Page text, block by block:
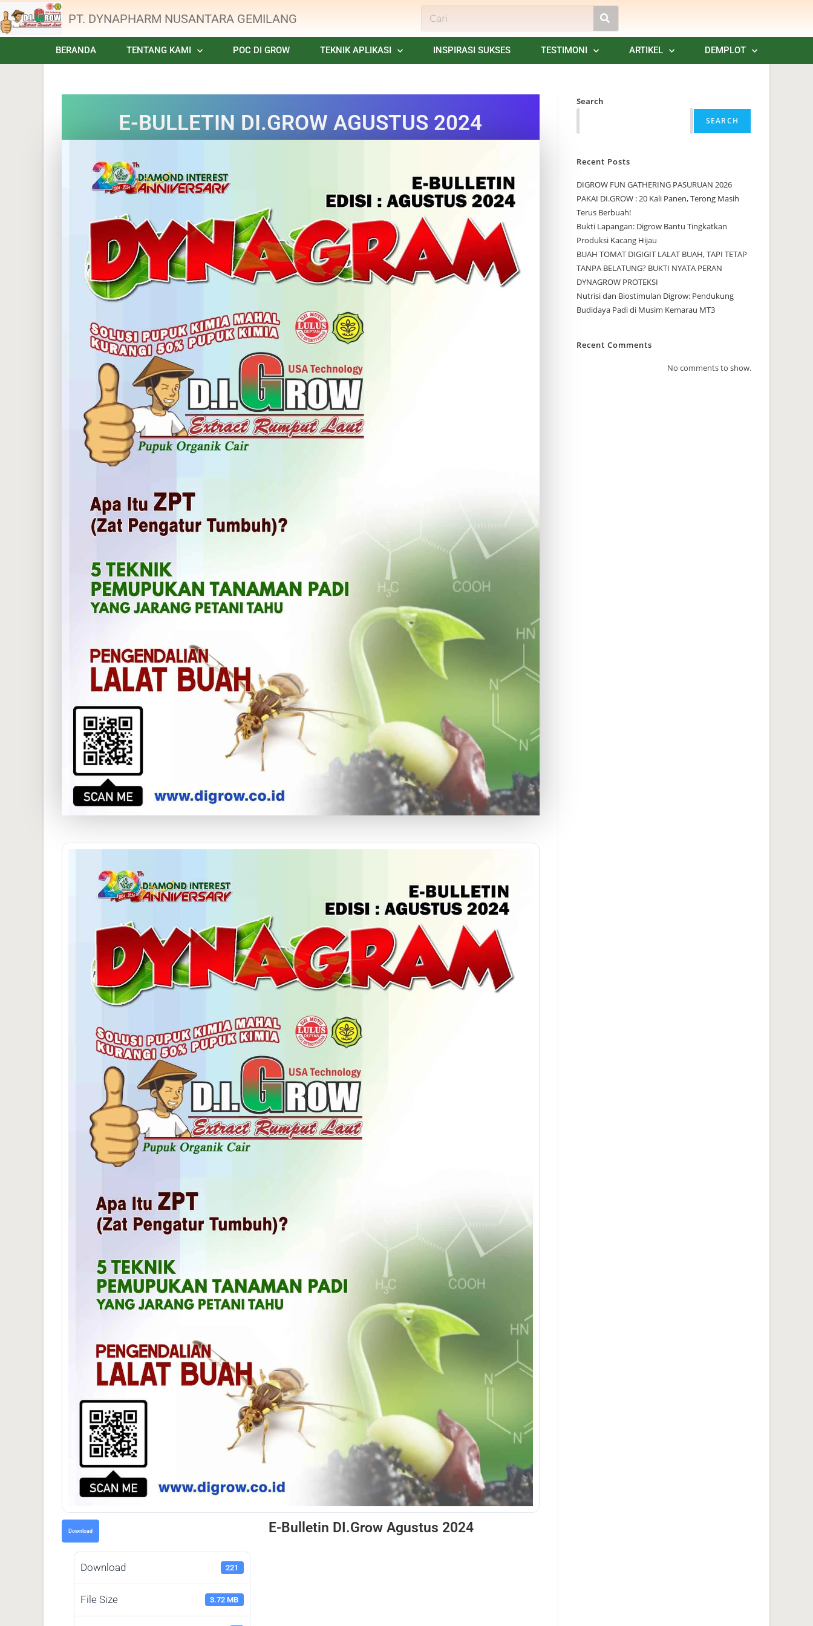
PT. DYNAPHARM NUSANTARA GEMILANG
BERANDA TENTANG KAMI POC DI GROW TEKNIK APLIKASI INSPIRASI SUKSES TESTIMONI ARTIKEL DEMPLOT
E-BULLETIN DI.GROW AGUSTUS 2024
Download
Download 221
File Size 3.72 MB
E-Bulletin DI.Grow Agustus 2024
Search
SEARCH
Recent Posts
DIGROW FUN GATHERING PASURUAN 2026
PAKAI DI.GROW : 20 Kali Panen, Terong Masih
Terus Berbuah!
Bukti Lapangan: Digrow Bantu Tingkatkan
Produksi Kacang Hijau
BUAH TOMAT DIGIGIT LALAT BUAH, TAPI TETAP
TANPA BELATUNG? BUKTI NYATA PERAN
DYNAGROW PROTEKSI
Nutrisi dan Biostimulan Digrow: Pendukung
Budidaya Padi di Musim Kemarau MT3
Recent Comments
No comments to show.